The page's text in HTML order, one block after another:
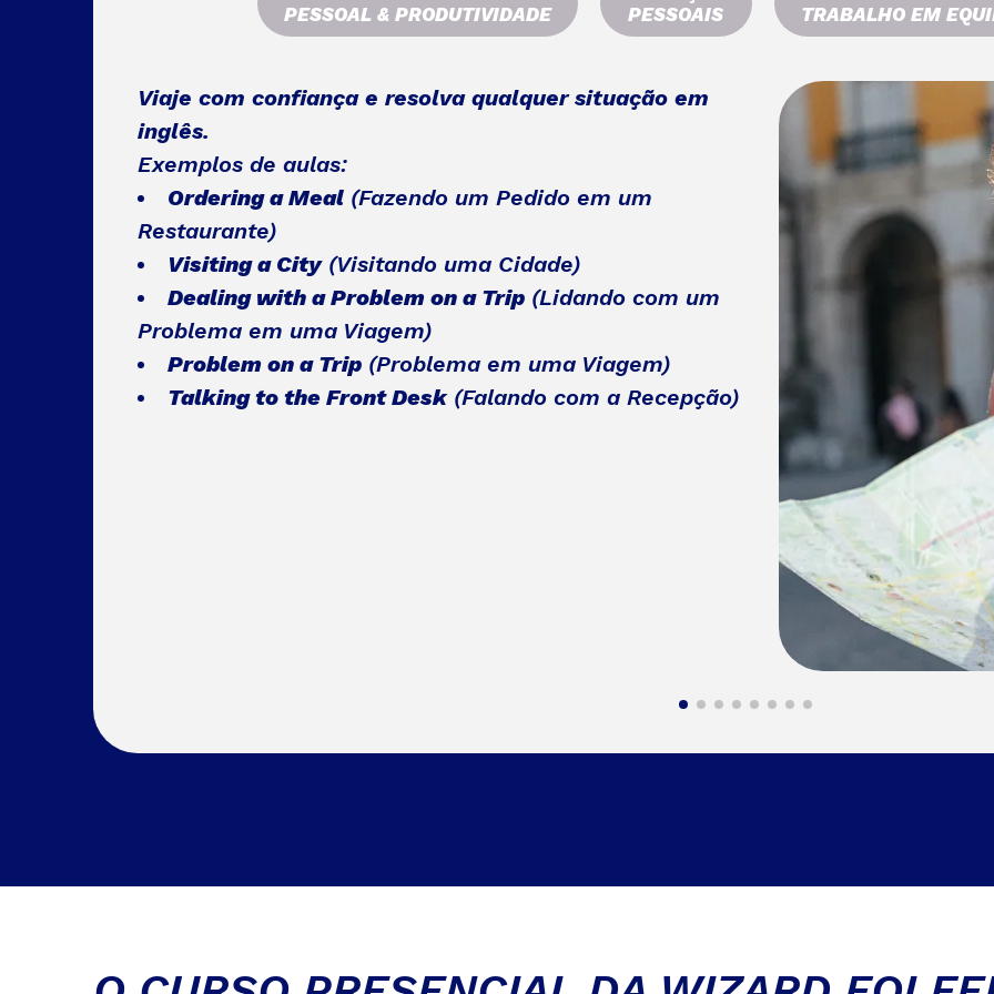
PESSOAL & PRODUTIVIDADE
PESSOAIS
TRABALHO EM
Viaje com confiança e resolva qualquer situação em
inglês.
Exemplos de aulas:
Ordering a Meal (Fazendo um Pedido em um
Restaurante)
Visiting a City(Visitando uma Cidade)
Dealing with a Problem on a Trip (Lidando com um
Problema em uma Viagem)
Problem on a Trip (Problema em uma Viagem)
Talking to the Front Desk(Falando com a Recepção)